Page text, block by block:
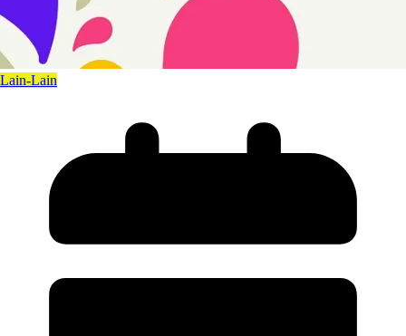
Lain-Lain